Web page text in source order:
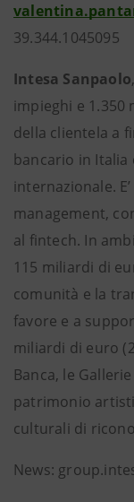
39.344.1045095
Intesa Sanpaolo
impieghi e
della clientela a
bancario in Italia
internazionale.
management,
al fintech. In
115 miliardi di
comunità e la
favore e a
miliardi di euro
Banca, le
patrimonio
culturali di
News: